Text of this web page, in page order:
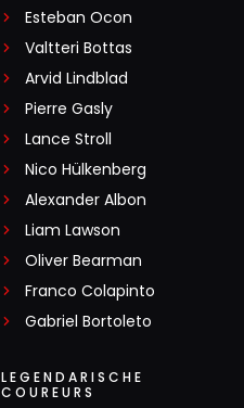
Esteban Ocon
Valtteri Bottas
Arvid Lindblad
Pierre Gasly
Lance Stroll
Nico Hülkenberg
Alexander Albon
Liam Lawson
Oliver Bearman
Franco Colapinto
Gabriel Bortoleto
LEGENDARISCHE
COUREURS